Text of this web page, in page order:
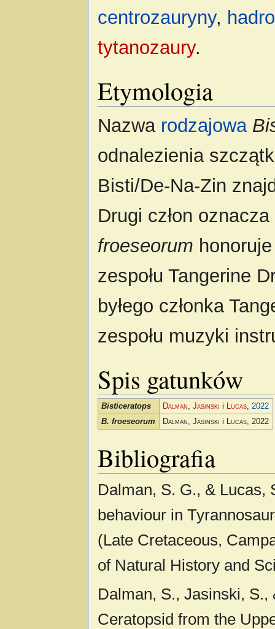
centrozauryny,
tytanozaury.
Etymologia
Nazwa rodzajowa
odnalezienia
Bisti/De-Na-Zin
Drugi człon
froeseorum
zespołu Tangerine
byłego członka
zespołu muzyki
Spis gatunków
Bisticeratops Dalman ,Jasinski i Lucas
2022
B. froeseorum
Dalman ,Jasinski i Lucas , 2022
Bibliografia
Dalman, S. G., & Lucas,
behaviour in
(Late Cretaceous,
of Natural History and
Dalman, S., Jasinski,
Ceratopsid from the